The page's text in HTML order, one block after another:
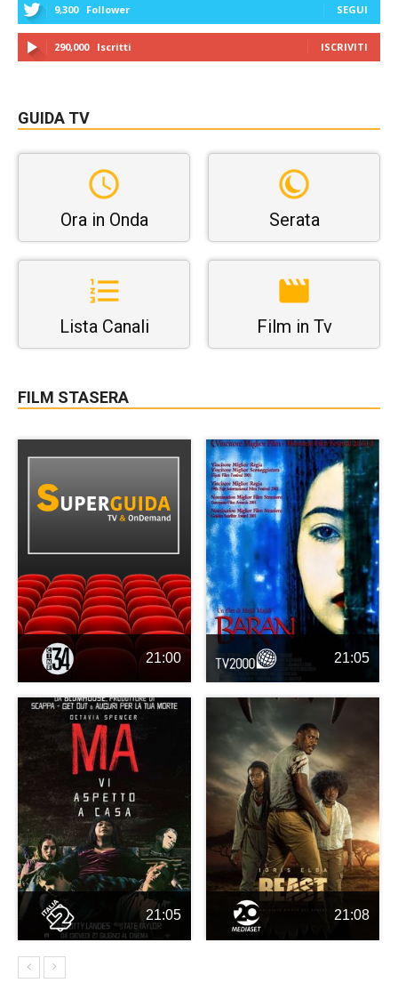
9,300 Follower SEGUI
290,000 Iscritti ISCRIVITI
GUIDA TV
Ora in Onda Serata
Lista Canali Film in Tv
FILM STASERA
21:00 21:05
21:05 21:08